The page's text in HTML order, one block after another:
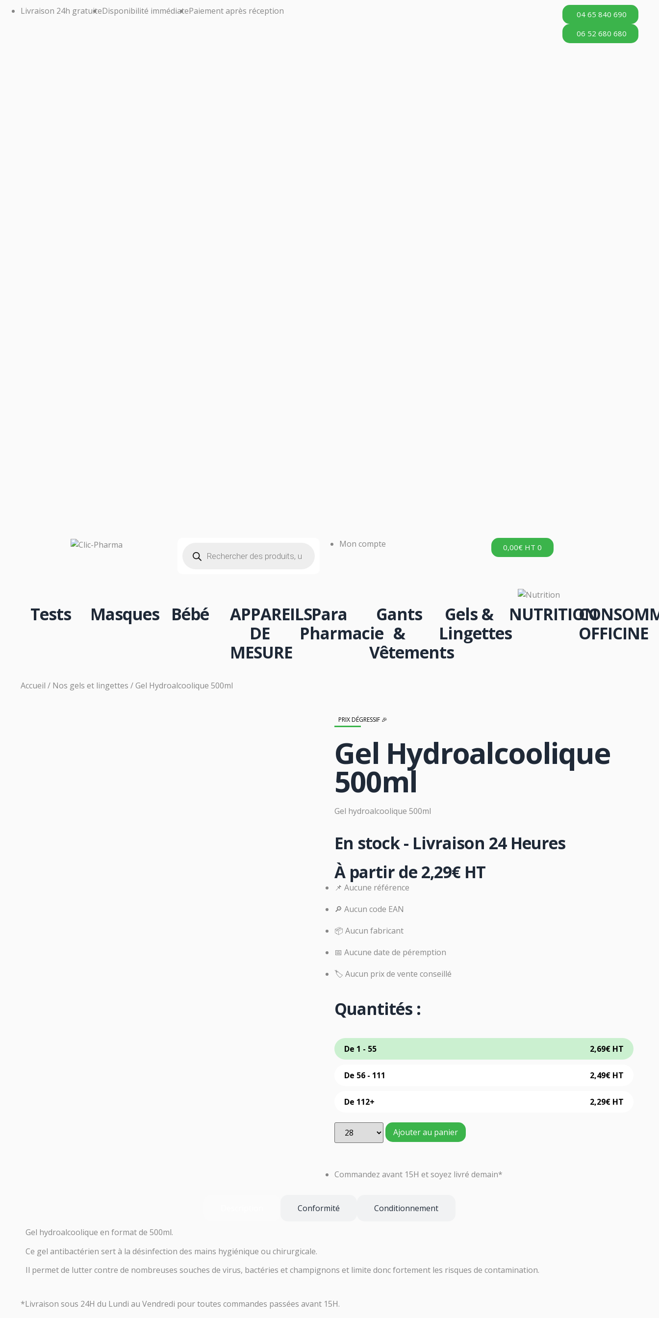
Livraison 24h gratuiteDisponibilité immédiatePaiement après réception
04 65 840 690
06 52 680 680
Mon compte 0,00€ HT 0
Tests Masques Bébé
APPAREILS
DE
MESURE
Para
Pharmacie
Gants
&
Vêtements
Gels &
Lingettes
NUTRITION
OFFICINE
Accueil / Nos gels et lingettes / Gel Hydroalcoolique 500ml
PRIX DÉGRESSIF 🎉
Gel Hydroalcoolique
500ml
Gel hydroalcoolique 500ml
En stock - Livraison 24 Heures
À partir de 2,29€HT
📌 Aucune référence
🔎 Aucun code EAN
📦 Aucun fabricant
📅 Aucune date de péremption
🏷️ Aucun prix de vente conseillé
Quantités :
De 1 - 55 2,69€ HT
De 56 - 111 2,49€ HT
De 112+ 2,29€ HT
Ajouter au panier
Commandez avant 15H et soyez livré demain*
Conformité Conditionnement
Gel hydroalcoolique en format de 500ml.
Ce gel antibactérien sert à la désinfection des mains hygiénique ou chirurgicale.
Il permet de lutter contre de nombreuses souches de virus, bactéries et champignons et limite donc fortement les risques de contamination.
*Livraison sous 24H du Lundi au Vendredi pour toutes commandes passées avant 15H.